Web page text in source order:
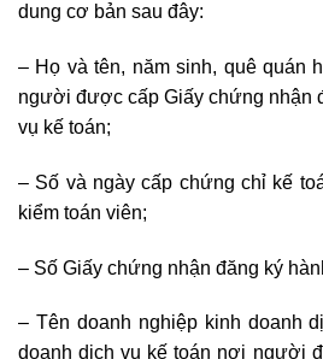
dung cơ bản sau đây:
– Họ và tên, năm sinh, quê quán
người được cấp Giấy chứng nhận
vụ kế toán;
– Số và ngày cấp chứng chỉ kế
kiểm toán viên;
– Số Giấy chứng nhận đăng ký
– Tên doanh nghiệp kinh doanh
doanh dịch vụ kế toán nơi người